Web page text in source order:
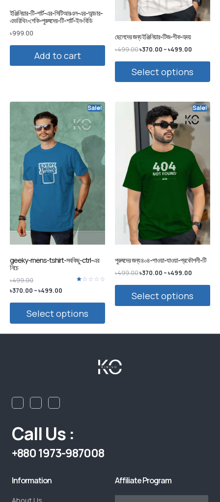
ইঞ্জিনিয়ার-টি-শার্ট-এর-সিটিআরএল-এর-আন্ডার-
এভরিথিং-গেকি-পুরুষদের-টি-শার্ট-ইন-বিডি
৳999.00
Add to cart
ছেলেদের জন্য ইঞ্জিনিয়ার-টিজ-গীক-হৃদয়
৳499.00৳370.00 –৳499.00
Select options
Sale!
geeky-mens-tshirt-সবকিছু-ctrl-এর
নিচে
of
৳499.00
৳370.00 –৳499.00
Select options
Sale!
পুরুষদের জন্য ৪০৪-পাওয়া-যাওয়া-প্রকৌশলী-টি
৳499.00৳370.00 –৳499.00
Select options
Call Us :
+880 1973-987008
Information Affiliate Program